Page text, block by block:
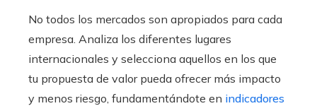
No todos los mercados son apropiados para cada
empresa. Analiza los diferentes lugares
internacionales y selecciona aquellos en los que
tu propuesta de valor pueda ofrecer más impacto
y menos riesgo, fundamentándote en indicadores